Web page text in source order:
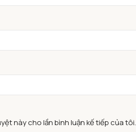
này cho lần bình luận kế tiếp của tôi.